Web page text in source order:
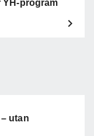
YH-program
utan